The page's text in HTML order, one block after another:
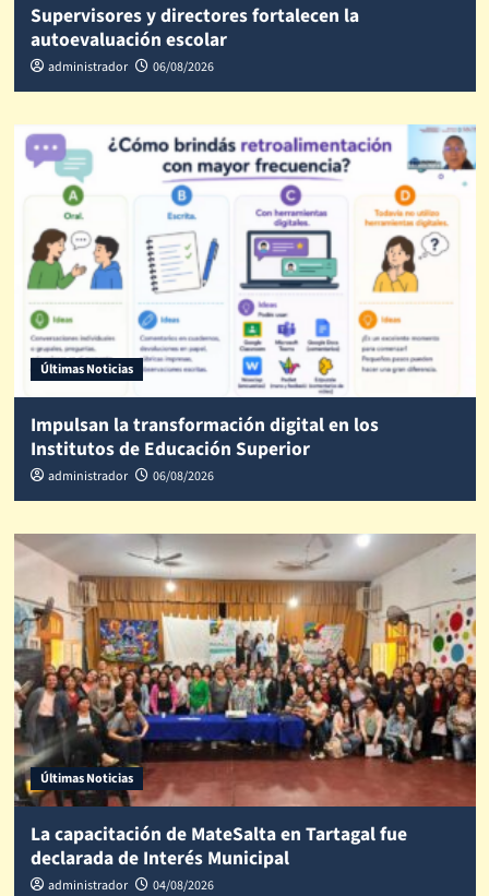
Supervisores y directores fortalecen la
autoevaluación escolar
administrador 06/08/2026
Últimas Noticias
Impulsan la transformación digital en los
Institutos de Educación Superior
administrador 06/08/2026
Últimas Noticias
La capacitación de MateSalta en Tartagal fue
declarada de Interés Municipal
administrador 04/08/2026